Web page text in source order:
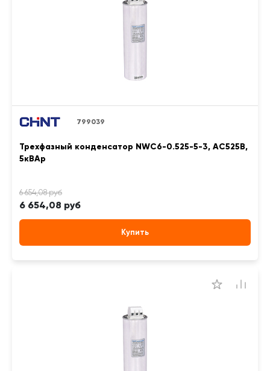
799039
Трехфазный конденсатор NWC6-0.525-5-3, АС525В,
5кВАр
6 654,08 руб
Купить